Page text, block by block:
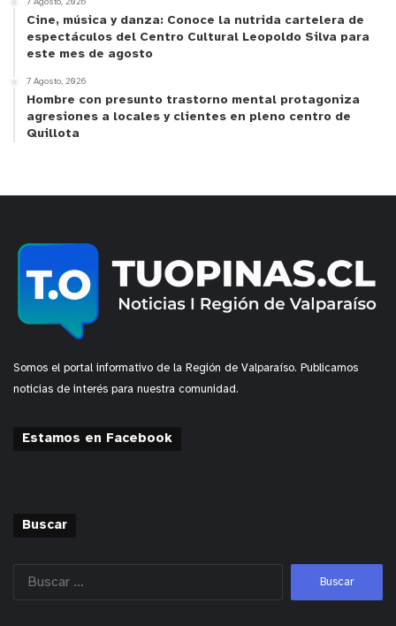
7 Agosto, 2026
Cine, música y danza: Conoce la nutrida cartelera de
espectáculos del Centro Cultural Leopoldo Silva para
este mes de agosto
7 Agosto, 2026
Hombre con presunto trastorno mental protagoniza
agresiones a locales y clientes en pleno centro de
Quillota
Somos el portal informativo de la Región de Valparaíso. Publicamos
noticias de interés para nuestra comunidad.
Estamos en Facebook
Buscar